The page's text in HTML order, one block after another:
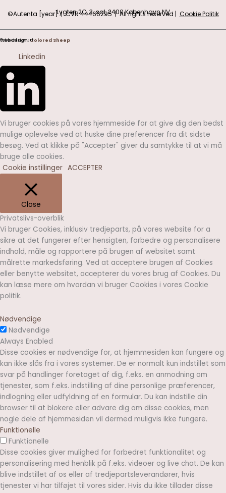
Lygten 2C, 3. sal, 2400 København NV
©Autenta [year] | CVR 44466295 | All rights reserved | Cookie Politik
Web design:Colored Sheep
Fotos af apsurt
Linkedin
Vi bruger cookies på vores hjemmeside for at give dig den bedst
mulige oplevelse ved at huske dine preferencer fra dit sidste
besøg. Ved at klikke på "Accepter" giver du samtykke til at vi må
bruge alle cookies.
Cookie instillinger ACCEPTER
Close
Privatslivs-overblik
Vi bruger Cookies, inklusiv tredjeparts, på vores website for a
sikre at det fungerer efter hensigten, forbedre og personalisere
indhold, måle og rapportere på brugen af websitet samt
målrette markedsføring. Ved at acceptere brugen af Cookies
eller benytte websitet, accepterer du vores brug af Cookies. Du
kan læse mere om hvordan vi bruger Cookies i vores Cookie
politik.
Nødvendige
Nødvendige
Always Enabled
Disse cookies er nødvendige for, at hjemmesiden kan fungere og
kan ikke slås fra i vores systemer. De er normalt kun indstillet som
svar på handlinger foretaget af dig, f.eks. en anmodning om
tjenester, som f.eks. indstilling af dine personlige præferencer,
indlogning eller udfyldning af en formular. Du kan indstille din
browser til at blokere eller advare dig om disse cookies, men
nogle dele af hjemmesiden vil dermed muligvis ikke fungere.
Funktionelle
Funktionelle
Disse cookies giver mulighed for forbedret funktionalitet og
personalisering med henblik på f.eks. videoer og live chat. De kan
blive indstillet af os eller af tredjepartsleverandører, hvis
tjenester vi har tilføjet til vores sider. Hvis du ikke tillader disse